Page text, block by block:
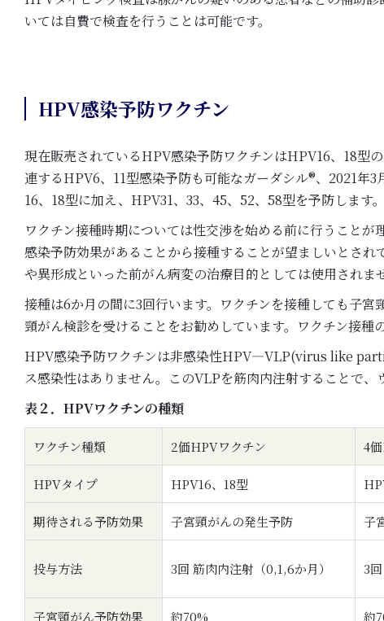
いては自費で検査を行うことは可能です。
HPV感染予防ワクチン
現在販売されているHPV感染予防ワクチンはHPV16、18型
連するHPV6、11型感染予防も可能なガーダシル®、2021年
16、18型に加え、HPV31、33、45、52、58型を予防します
ワクチン接種時期については性交渉を始める前に行うこと
感染予防効果があることから接種することが望ましいとさ
や異形成といった前がん病変の治療目的としては使用されま
接種は6か月の間に3回行います。ワクチンを接種しても子
頸がん検診を受けることをお勧めしています。ワクチン接
HPV感染予防ワクチンは非感染性HPV―VLP(virus like
ス感染性はありません。このVLPを筋肉内注射することで、
表２．HPVワクチンの種類
ワクチン種類 2価HPVワクチン 4
HPVタイプ HPV16、18型
期待される予防効果 子宮頸がんの発生予防 子
投与方法 3回 筋肉内注射（0,1,6か月） 3
子宮頸がん予防効果 約70% 約